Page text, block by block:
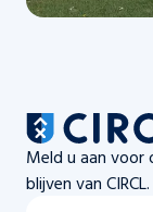
Meld u aan
blijven van CIRCL.